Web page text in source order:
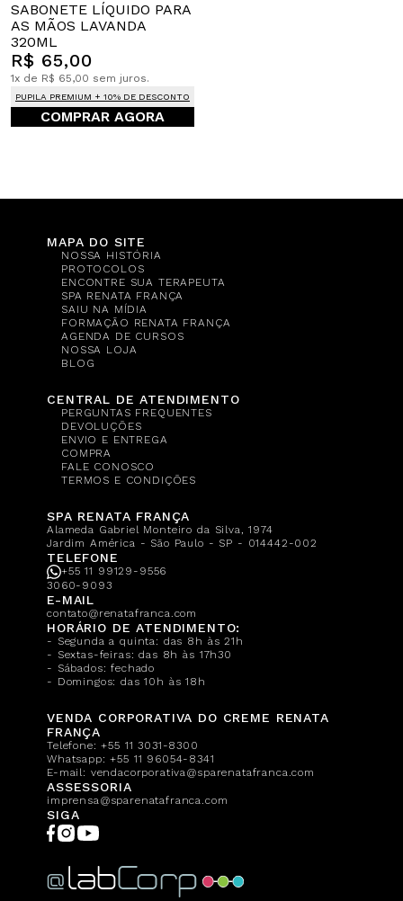
SABONETE LÍQUIDO PARA
AS MÃOS LAVANDA
320ML
R$ 65,00
1x de R$ 65,00 sem juros.
PUPILA PREMIUM + 10% DE DESCONTO
COMPRAR AGORA
MAPA DO SITE
NOSSA HISTÓRIA
PROTOCOLOS
ENCONTRE SUA TERAPEUTA
SPA RENATA FRANÇA
SAIU NA MÍDIA
FORMAÇÃO RENATA FRANÇA
AGENDA DE CURSOS
NOSSA LOJA
BLOG
CENTRAL DE ATENDIMENTO
PERGUNTAS FREQUENTES
DEVOLUÇÕES
ENVIO E ENTREGA
COMPRA
FALE CONOSCO
TERMOS E CONDIÇÕES
SPA RENATA FRANÇA
Alameda Gabriel Monteiro da Silva, 1974
Jardim América - São Paulo - SP - 014442-002
TELEFONE
+55 11 99129-9556
3060-9093
E-MAIL
contato@renatafranca.com
HORÁRIO DE ATENDIMENTO:
- Segunda a quinta: das 8h às 21h
- Sextas-feiras: das 8h às 17h30
- Sábados: fechado
- Domingos: das 10h às 18h
VENDA CORPORATIVA DO CREME RENATA
FRANÇA
Telefone:+55 11 3031-8300
Whatsapp:+55 11 96054-8341
E-mail: vendacorporativa@sparenatafranca.com
ASSESSORIA
imprensa@sparenatafranca.com
SIGA